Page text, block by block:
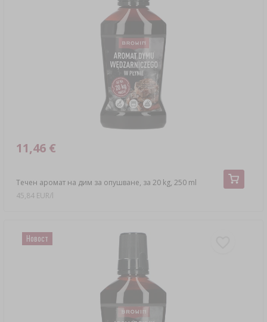
Течен аромат на дим за опушване, за 20 kg, 250 ml
11,46 €
45,84 EUR/l
Новост